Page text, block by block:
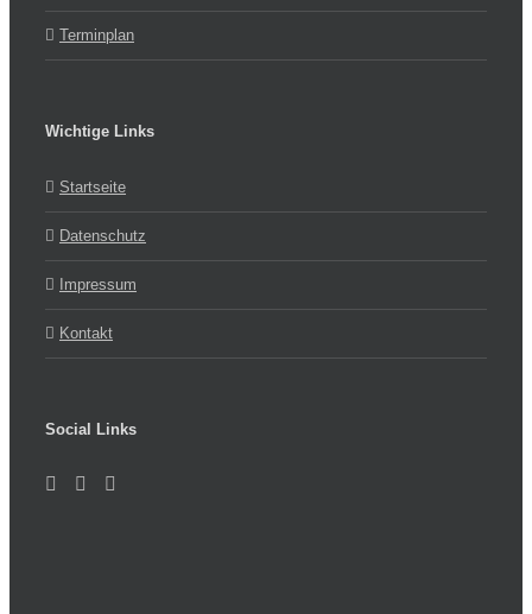
Terminplan
Wichtige Links
Startseite
Datenschutz
Impressum
Kontakt
Social Links